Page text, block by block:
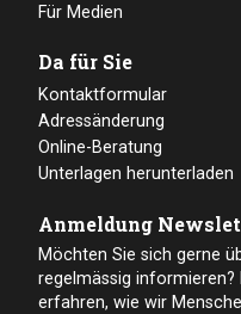
Für Medien
Da für Sie
Kontaktformular
Adressänderung
Online-Beratung
Unterlagen herunterladen
Anmeldung
Möchten Sie sich gerne
regelmässig
erfahren, wie wir